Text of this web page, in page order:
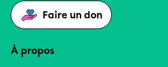
Faire un don
À propos